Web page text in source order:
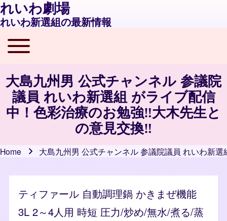
れいわ劇場
れいわ新選組の最新情報
Main navigation
Toggle main menu
大島九州男 公式チャンネル 参議院
議員 れいわ新選組 がライブ配信
中！色彩治療のお勉強‼️大木先生と
の意見交換‼️
Home 大島九州男 公式チャンネル 参議院議員 れいわ新
ティファール 自動調理鍋 かきまぜ機能
3L 2～4人用 時短 圧力/炒め/無水/煮る/蒸